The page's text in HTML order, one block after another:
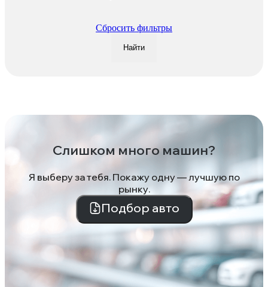
Сбросить фильтры
Найти
Слишком много машин?
Я выберу за тебя. Покажу одну — лучшую по
рынку.
Подбор авто